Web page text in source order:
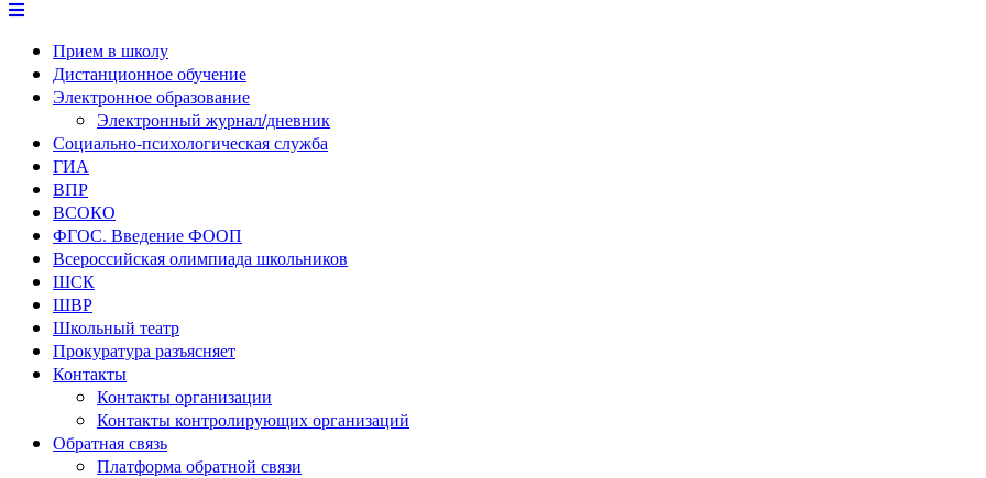
Прием в школу
Дистанционное обучение
Электронное образование
Электронный журнал/дневник
Социально-психологическая служба
ГИА
ВПР
ВСОКО
ФГОС. Введение ФООП
Всероссийская олимпиада школьников
ШСК
ШВР
Школьный театр
Прокуратура разъясняет
Контакты
Контакты организации
Контакты контролирующих организаций
Обратная связь
Платформа обратной связи